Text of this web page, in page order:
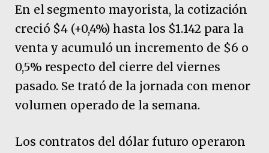
En el segmento mayorista, la cotización
creció $4 (+0,4%) hasta los $1.142 para la
venta y acumuló un incremento de $6 o
0,5% respecto del cierre del viernes
pasado. Se trató de la jornada con menor
volumen operado de la semana.
Los contratos del dólar futuro operaron